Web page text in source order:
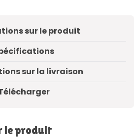
sur le produit
sur la livraison
le produit